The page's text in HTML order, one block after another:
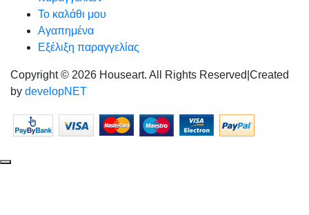
Το καλάθι μου
Αγαπημένα
Εξέλιξη παραγγελίας
Copyright © 2026 Houseart. All Rights Reserved Created
by developNET